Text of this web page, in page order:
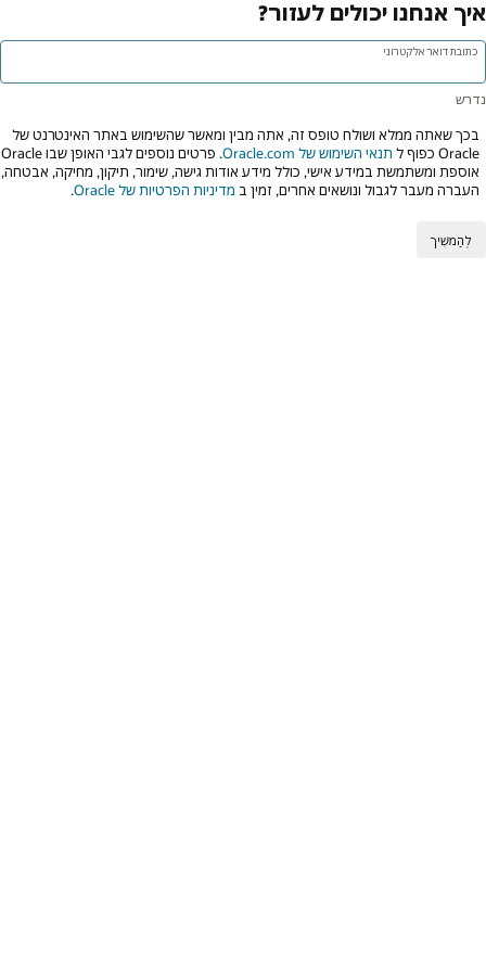
איך אנחנו יכולים לעזור?
כתובת דואר אלקטרוני
בכך שאתה ממלא ושולח טופס זה, אתה מבין ומאשר שהשימוש באתר האינטרנט של
Oracle כפוף ל
תנאי השימוש של Oracle.com
. פרטים נוספים לגבי האופן שבו Oracle
אוספת ומשתמשת במידע אישי, כולל מידע אודות גישה, שימור, תיקון, מחיקה, אבטחה,
העברה מעבר לגבול ונושאים אחרים, זמין ב מדיניות הפרטיות של Oracle .
לְהַמשִׁיך